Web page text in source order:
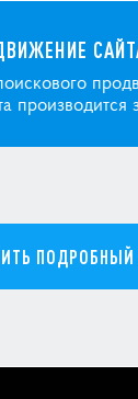
производится
ПОДРОБНЫЙ